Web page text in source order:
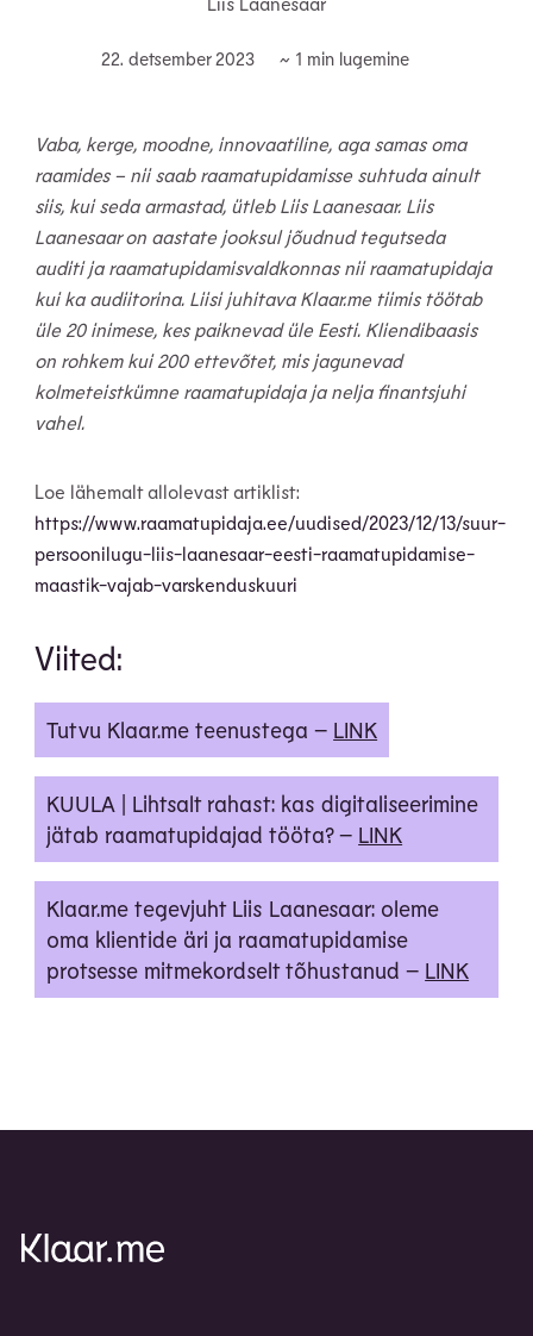
22. detsember 2023
Vaba, kerge, moodne, innovaatiline, aga samas oma
raamides − nii saab raamatupidamisse suhtuda ainult
siis, kui seda armastad, ütleb Liis Laanesaar. Liis
Laanesaar on aastate jooksul jõudnud tegutseda
auditi ja raamatupidamisvaldkonnas nii raamatupidaja
kui ka audiitorina. Liisi juhitava Klaar.me tiimis töötab
üle 20 inimese, kes paiknevad üle Eesti. Kliendibaasis
on rohkem kui 200 ettevõtet, mis jagunevad
kolmeteistkümne raamatupidaja ja nelja finantsjuhi
vahel.
Loe lähemalt allolevast artiklist:
https://www.raamatupidaja.ee/uudised/2023/12/13/suur-
persoonilugu-liis-laanesaar-eesti-raamatupidamise-
maastik-vajab-varskenduskuuri
Viited:
Tutvu Klaar.me teenustega – LINK
KUULA | Lihtsalt rahast: kas digitaliseerimine
jätab raamatupidajad tööta? – LINK
Klaar.me tegevjuht Liis Laanesaar: oleme
oma klientide äri ja raamatupidamise
protsesse mitmekordselt tõhustanud – LINK